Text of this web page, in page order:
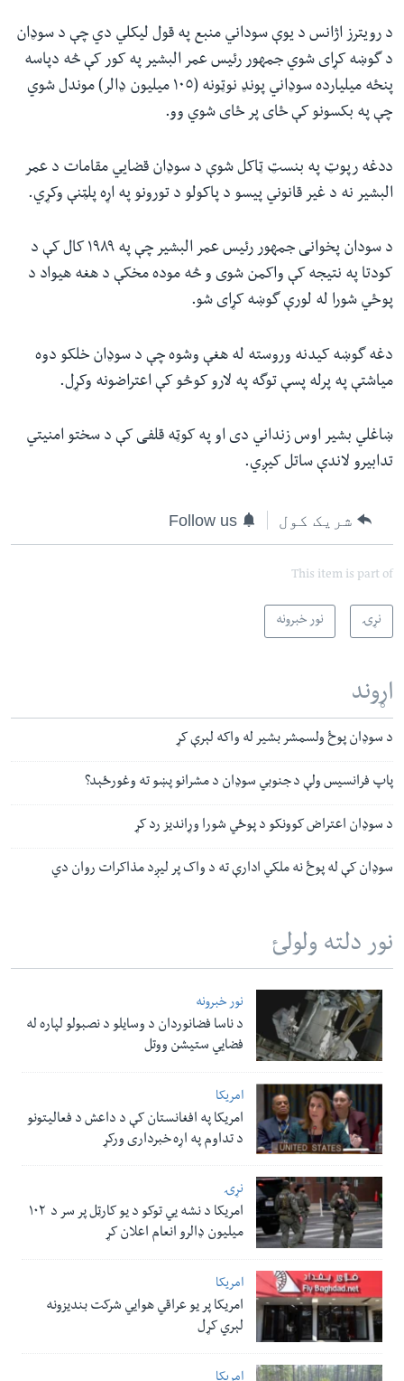
د رویترز اژانس د یوې سوداني منبع په قول لیکلي دي چې د سوډان
د گوښه کړای شوي جمهور رئیس عمر البشیر په کور کې څه دپاسه
پنځه میلیارده سوډاني پونډ نوټونه (١٠٥ میلیون ډالر) موندل شوي
چې په بکسونو کې ځای پر ځای شوي وو.
ددغه رپوټ په بنسټ ټاکل شوې د سوډان قضایي مقامات د عمر
البشیر نه د غیر قانوني پیسو د پاکولو د تورونو په اړه پلټنې وکړي.
د سودان پخوانی جمهور رئیس عمر البشیر چې په ١٩٨٩ کال کې د
کودتا په نتیجه کې واکمن شوی و څه موده مخکې د هغه هیواد د
پوځي شورا له لورې گوښه کړای شو.
دغه گوښه کیدنه وروسته له هغې وشوه چې د سوډان خلکو دوه
میاشتې په پرله پسې توگه په لارو کوڅو کې اعتراضونه وکړل.
ښاغلي بشیر اوس زنداني دی او په کوټه قلفی کې د سختو امنیتي
تدابیرو لاندې ساتل کیږي.
شریک کول Follow us
This item is part of
نړۍ نور خبرونه
اړوند
د سوډان پوځ ولسمشر بشیر له واکه لېرې کړ
پاپ فرانسیس ولې د جنوبي سوډان د مشرانو پښو ته وغورځېد؟
د سوډان اعتراض کوونکو د پوځي شورا وړاندیز رد کړ
سوډان کې له پوځ نه ملکي ادارې ته د واک پر لیږد مذاکرات روان دي
نور دلته ولولئ
نور خبرونه
د ناسا فضانوردان د وسایلو د نصبولو لپاره له
فضایي ستیشن ووتل
امریکا
امریکا په افغانستان کې د داعش د فعالیتونو
د تداوم په اړه خبرداری ورکړ
نړۍ
امریکا د نشه یي توکو د یو کارټل پر سر د ۱۰۲
میلیون ډالرو انعام اعلان کړ
امریکا
امریکا پر یو عراقي هوایي شرکت بندیزونه
لېري کړل